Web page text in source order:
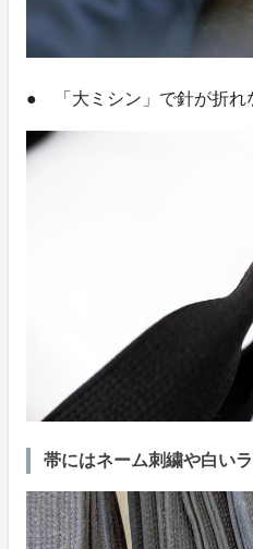
● 「大ミシン」で針が折れ
帯にはネーム刺繍や白い